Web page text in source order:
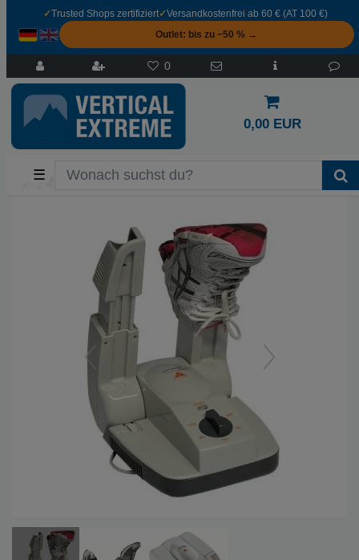
✓Trusted Shops zertifiziert✓Versandkostenfrei ab 60 € (AT 100 €)
Outlet: bis zu −50 % →
0
0,00 EUR
☰